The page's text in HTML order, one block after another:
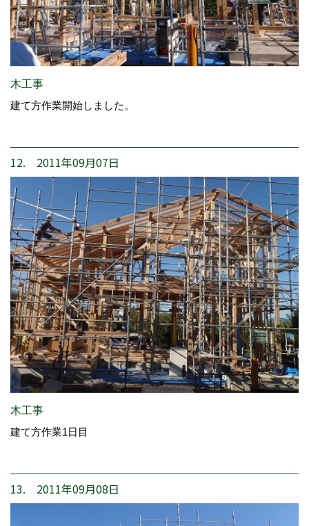
木工事
建て方作業開始しました。
12. 2011年09月07日
木工事
建て方作業1日目
13. 2011年09月08日